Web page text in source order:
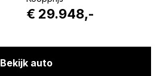
€ 29.948,-
Bekijk auto